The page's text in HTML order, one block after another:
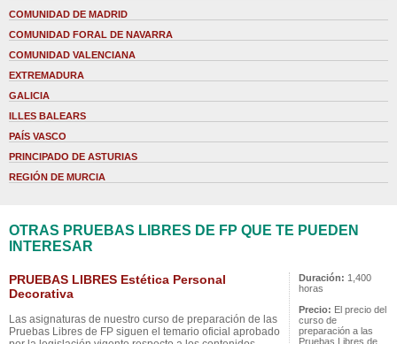
COMUNIDAD DE MADRID
COMUNIDAD FORAL DE NAVARRA
COMUNIDAD VALENCIANA
EXTREMADURA
GALICIA
ILLES BALEARS
PAÍS VASCO
PRINCIPADO DE ASTURIAS
REGIÓN DE MURCIA
OTRAS PRUEBAS LIBRES DE FP QUE TE PUEDEN
INTERESAR
PRUEBAS LIBRES Estética Personal
Decorativa
Las asignaturas de nuestro curso de preparación de las
Pruebas Libres de FP siguen el temario oficial aprobado
Duración: 1,400
horas
Precio: El precio del
curso de
preparación a las
Pruebas Libres de